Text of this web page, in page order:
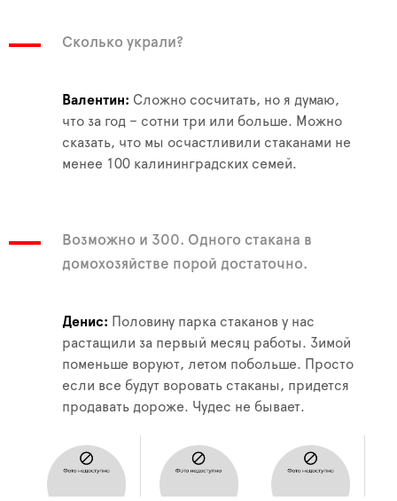
Сколько украли?
Валентин
Сложно сосчитать, но я думаю,
что за год – сотни три или больше. Можно
сказать, что мы осчастливили стаканами не
менее 100 калининградских семей.
Возможно и 300. Одного стакана в
домохозяйстве порой достаточно.
Денис
Половину парка стаканов у нас
растащили за первый месяц работы. Зимой
поменьше воруют, летом побольше. Просто
если все будут воровать стаканы, придется
продавать дороже. Чудес не бывает.